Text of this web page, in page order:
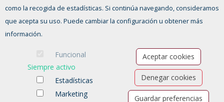
como la recogida de estadísticas. Si continúa navegando, consideramos
que acepta su uso. Puede cambiar la configuración u obtener más
información.
Funcional
Siempre activo
Estadísticas
Marketing
Aceptar cookies
Denegar cookies
Guardar preferencias